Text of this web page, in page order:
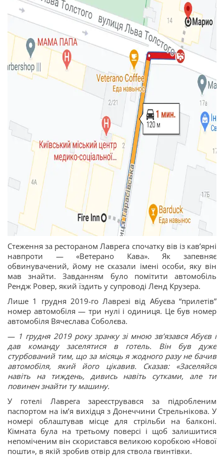
Стеження за рестораном Лаврега спочатку вів із кавʼярні
навпроти — «Ветерано Кава». Як запевняє
обвинувачений, йому не сказали імені особи, яку він
мав знайти. Завданням було помітити автомобіль
Рендж Ровер, який їздить у супроводі Ленд Крузера.
Лише 1 грудня 2019-го Лаврезі від Абуєва “прилетів”
номер автомобіля — три нулі і одиниця. Це був номер
автомобіля Вячеслава Соболєва.
— 1 грудня 2019 року зранку зі мною звʼязався Абуєв і
дав команду заселятися в готель. Він був дуже
стурбований тим, що за місяць я жодного разу не бачив
автомобіля, який його цікавив. Сказав: «Заселяйся
навіть на тиждень, дивись навіть сутками, але ти
повинен знайти ту машину.
У готелі Лаврега зареєструвався за підробленим
паспортом на імʼя вихідця з Донеччини Стрельнікова. У
номері облаштував місце для стрільби на балконі.
Кімната була на третьому поверсі і щоб залишитися
непоміченим він скористався великою коробкою «Нової
пошти», в якій зробив отвір для ствола гвинтівки.